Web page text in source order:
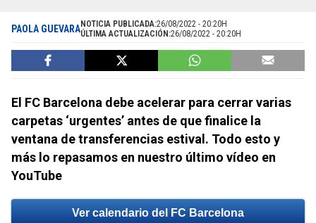
PAOLA GUEVARANOTICIA PUBLICADA:26/08/2022 - 20:20H
ÚLTIMA ACTUALIZACIÓN:26/08/2022 - 20:20H
El FC Barcelona debe acelerar para cerrar varias
carpetas ‘urgentes’ antes de que finalice la
ventana de transferencias estival. Todo esto y
más lo repasamos en nuestro último vídeo en
YouTube
Ver calendario del FC Barcelona